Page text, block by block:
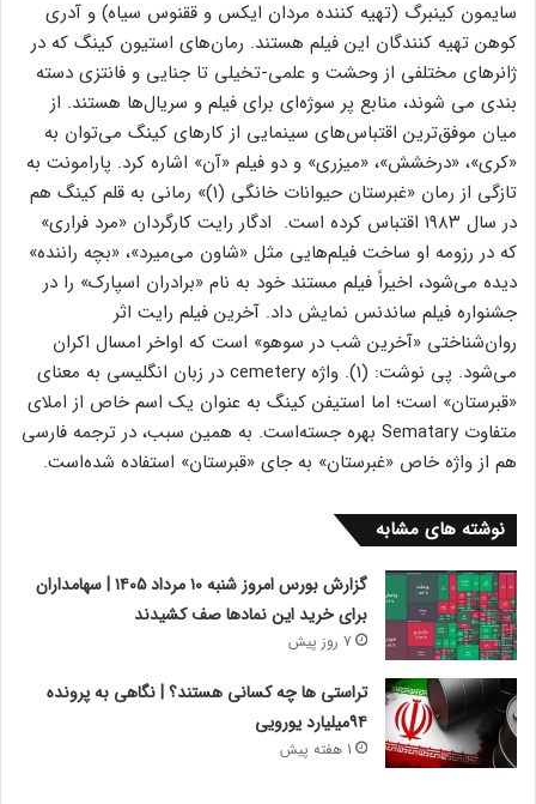
سایمون کینبرگ (تهیه کننده مردان ایکس و ققنوس سیاه) و آدری
کوهن تهیه کنندگان این فیلم هستند. رمان‌های استیون کینگ که در
ژانر‌های مختلفی از وحشت و علمی-تخیلی تا جنایی و فانتزی دسته
بندی می شوند، منابع پر سوژه‌ای برای فیلم و سریال‌ها هستند. از
میان موفق‌ترین اقتباس‌های سینمایی از کار‌های کینگ می‌توان به
«کری»، «درخشش»، «میزری» و دو فیلم «آن» اشاره کرد. پارامونت به
تازگی از رمان «غبرستان حیوانات خانگی (1)» رمانی به قلم کینگ هم
در سال ۱۹۸۳ اقتباس کرده است. ادگار رایت کارگردان «مرد فراری»
که در رزومه او ساخت فیلم‌هایی مثل «شاون می‌میرد»، «بچه راننده»
دیده می‌شود، اخیراً فیلم مستند خود به نام «برادران اسپارک» را در
جشنواره فیلم ساندنس نمایش داد. آخرین فیلم رایت اثر
روان‌شناختی «آخرین شب در سوهو» است که اواخر امسال اکران
می‌شود. پی نوشت: (1). واژه cemetery در زبان انگلیسی به معنای
«قبرستان» است؛ اما استیفن کینگ به عنوان یک اسم خاص از املای
متفاوت Sematary بهره جسته‌است. به همین سبب، در ترجمه فارسی
هم از واژه خاص «غبرستان» به جای «قبرستان» استفاده شده‌است.
نوشته های مشابه
گزارش بورس امروز شنبه ۱۰ مرداد ۱۴۰۵ | سهامداران
برای خرید این نمادها صف کشیدند
7 روز پیش
تراستی ها چه کسانی هستند؟ | نگاهی به پرونده
۹۴میلیارد یورویی
1 هفته پیش